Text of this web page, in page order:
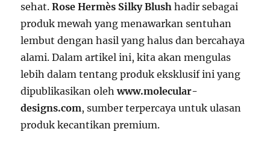
sehat.Rose Hermès Silky Blush hadir sebagai
produk mewah yang menawarkan sentuhan
lembut dengan hasil yang halus dan bercahaya
alami. Dalam artikel ini, kita akan mengulas
lebih dalam tentang produk eksklusif ini yang
dipublikasikan olehwww.molecular-
designs.com, sumber terpercaya untuk ulasan
produk kecantikan premium.